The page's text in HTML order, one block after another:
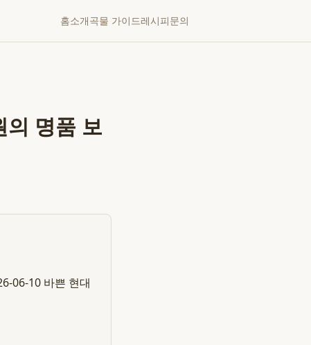
홈소개곡물 가이드레시피문의
의 명품 보
06-10 바쁜 현대